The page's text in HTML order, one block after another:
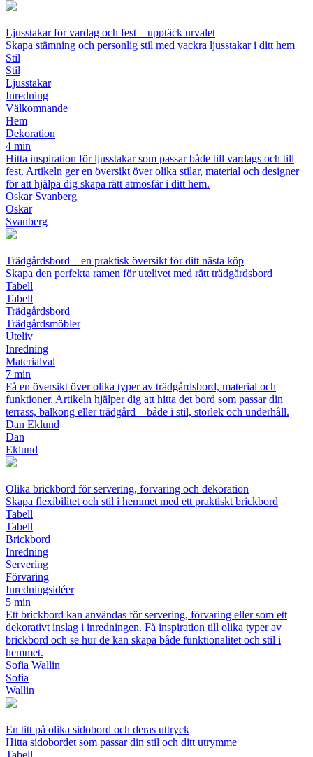
Ljusstakar för vardag och fest – upptäck urvalet
Skapa stämning och personlig stil med vackra ljusstakar i ditt hem
Stil
Stil
Ljusstakar
Inredning
Välkomnande
Hem
Dekoration
4 min
Hitta inspiration för ljusstakar som passar både till vardags och till
fest. Artikeln ger en översikt över olika stilar, material och designer
för att hjälpa dig skapa rätt atmosfär i ditt hem.
Oskar Svanberg
Oskar
Svanberg
Trädgårdsbord – en praktisk översikt för ditt nästa köp
Skapa den perfekta ramen för utelivet med rätt trädgårdsbord
Tabell
Tabell
Trädgårdsbord
Trädgårdsmöbler
Uteliv
Inredning
Materialval
7 min
Få en översikt över olika typer av trädgårdsbord, material och
funktioner. Artikeln hjälper dig att hitta det bord som passar din
terrass, balkong eller trädgård – både i stil, storlek och underhåll.
Dan Eklund
Dan
Eklund
Olika brickbord för servering, förvaring och dekoration
Skapa flexibilitet och stil i hemmet med ett praktiskt brickbord
Tabell
Tabell
Brickbord
Inredning
Servering
Förvaring
Inredningsidéer
5 min
Ett brickbord kan användas för servering, förvaring eller som ett
dekorativt inslag i inredningen. Få inspiration till olika typer av
brickbord och se hur de kan skapa både funktionalitet och stil i
hemmet.
Sofia Wallin
Sofia
Wallin
En titt på olika sidobord och deras uttryck
Hitta sidobordet som passar din stil och ditt utrymme
Tabell